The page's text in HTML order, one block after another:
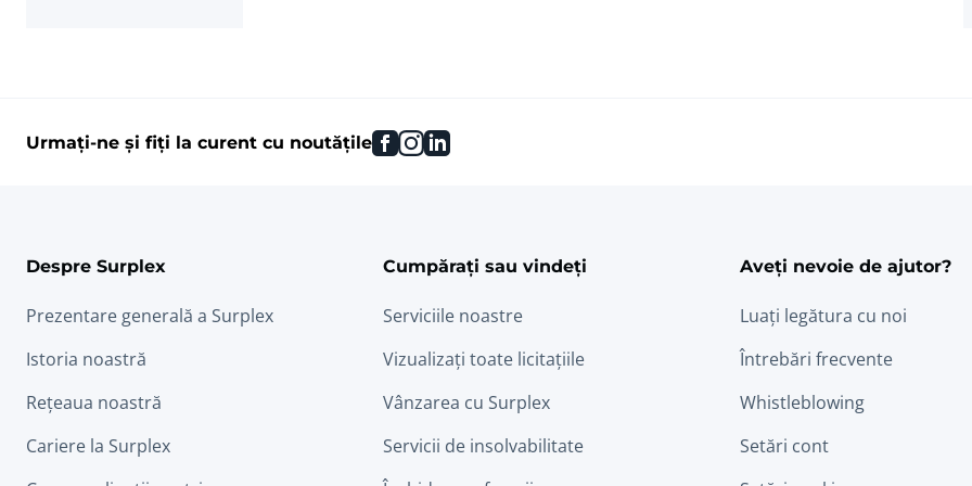
Urmați-ne și fiți la curent cu noutățile facebook
instagram
linkedin
Despre Surplex
Prezentare generală a Surplex
Istoria noastră
Rețeaua noastră
Cariere la Surplex
Cumpărați sau vindeți
Serviciile noastre
Vizualizați toate licitațiile
Vânzarea cu Surplex
Servicii de insolvabilitate
Aveți nevoie de ajutor?
Luați legătura cu noi
Întrebări frecvente
Whistleblowing
Setări cont